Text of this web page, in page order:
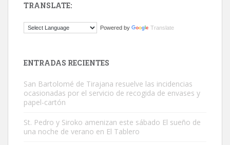
El ayuntamiento se va a llevar a Los Gatos callejeros de la zona los
TRANSLATE:
Powered by Translate
ENTRADAS RECIENTES
San Bartolomé de Tirajana resuelve las incidencias
ocasionadas por el servicio de recogida de envases y
papel-cartón
St. Pedro y Siroko amenizan este sábado El sueño de
una noche de verano en El Tablero